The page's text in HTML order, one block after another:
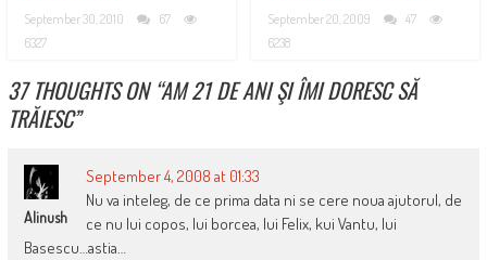
September 30, 2010
67
6327
September 20, 2009
47
6238
37 THOUGHTS ON “AM 21 DE ANI ŞI ÎMI DORESC SĂ
TRĂIESC”
Alinush
September 4, 2008 at 01:33
Nu va inteleg, de ce prima data ni se cere noua ajutorul, de
ce nu lui copos, lui borcea, lui Felix, kui Vantu, lui
Basescu…astia…